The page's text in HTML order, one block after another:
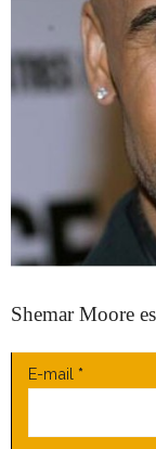
Shemar Moore
E-mail *